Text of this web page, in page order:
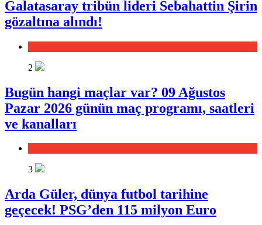
Galatasaray tribün lideri Sebahattin Şirin
gözaltına alındı!
2
Bugün hangi maçlar var? 09 Ağustos
Pazar 2026 günün maç programı, saatleri
ve kanalları
3
Arda Güler, dünya futbol tarihine
geçecek! PSG’den 115 milyon Euro